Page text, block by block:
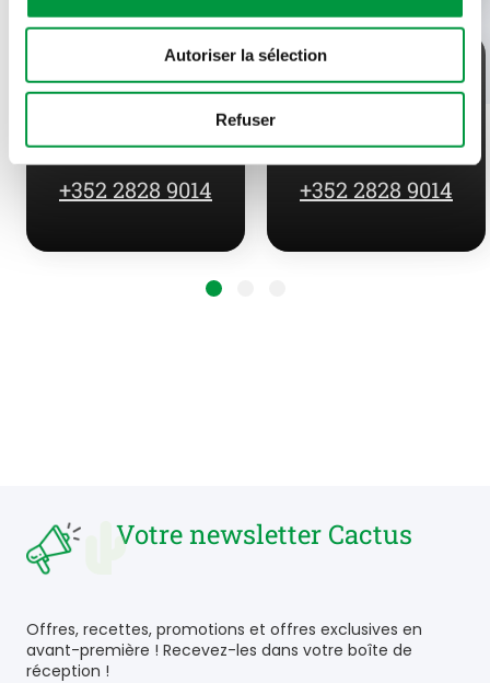
Autoriser la sélection
Refuser
Cactus Drink Shop
+352 2828 9014
Fleurs et plantes
+352 2828 9014
Votre newsletter Cactus
Offres, recettes, promotions et offres exclusives en
avant-première ! Recevez-les dans votre boîte de
réception !